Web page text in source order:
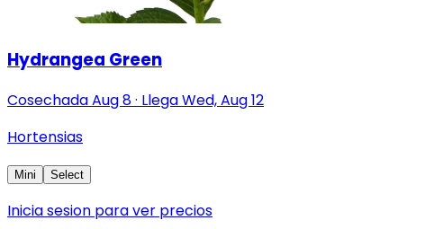
Hydrangea Green
CosechadaAug 8· LlegaWed, Aug 12
Hortensias
Mini Select
Inicia sesion para ver precios